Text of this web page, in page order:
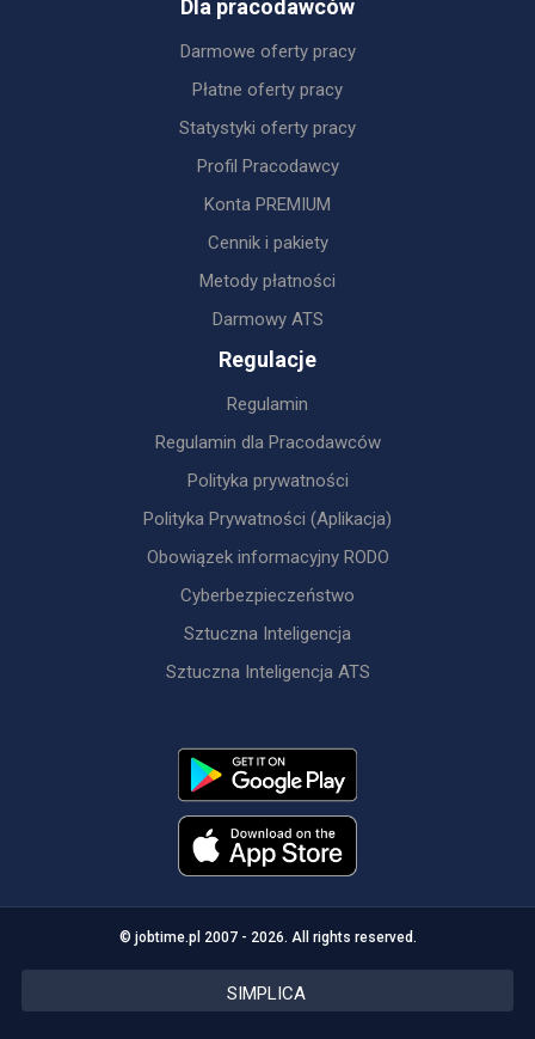
Dla pracodawców
Darmowe oferty pracy
Płatne oferty pracy
Statystyki oferty pracy
Profil Pracodawcy
Konta PREMIUM
Cennik i pakiety
Metody płatności
Darmowy ATS
Regulacje
Regulamin
Regulamin dla Pracodawców
Polityka prywatności
Polityka Prywatności (Aplikacja)
Obowiązek informacyjny RODO
Cyberbezpieczeństwo
Sztuczna Inteligencja
Sztuczna Inteligencja ATS
© jobtime.pl 2007 - 2026. All rights reserved.
SIMPLICA